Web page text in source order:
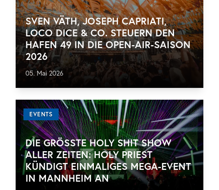
SVEN VÄTH, JOSEPH CAPRIATI,
LOCO DICE & CO. STEUERN DEN
HAFEN 49 IN DIE OPEN-AIR-SAISON
2026
05. Mai 2026
EVENTS
DIE GRÖSSTE HOLY SHIT SHOW A
LLER ZEITEN: HOLY PRIEST K
ÜNDIGT EINMALIGES MEGA-EVENT I
N MANNHEIM AN